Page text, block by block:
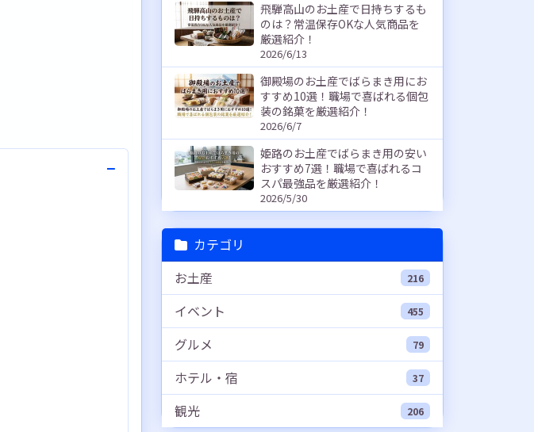
−
飛騨高山のお土産で日持ちするも
のは？常温保存OKな人気商品を
厳選紹介！
2026/6/13
御殿場のお土産でばらまき用にお
すすめ10選！職場で喜ばれる個包
装の銘菓を厳選紹介！
2026/6/7
姫路のお土産でばらまき用の安い
おすすめ7選！職場で喜ばれるコ
スパ最強品を厳選紹介！
2026/5/30
カテゴリ
お土産
216
イベント 455
グルメ 79
ホテル・宿 37
観光 206